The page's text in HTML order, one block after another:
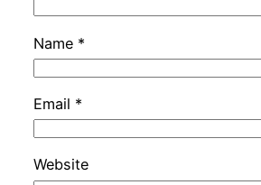
Name *
Email *
Website